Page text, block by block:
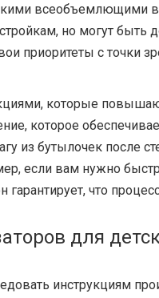
всеобъемлющими
но могут
приоритеты с точки
которые
которое
из бутылочек после
если вам нужно
что
для
инструкциям